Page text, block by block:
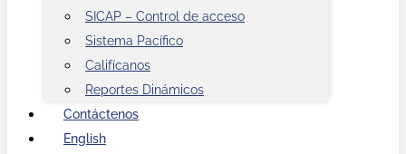
SICAP – Control de acceso
Sistema Pacífico
Califícanos
Reportes Dinámicos
Contáctenos
English